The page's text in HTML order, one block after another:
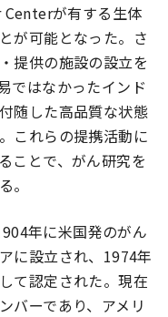
Centerが有する生体
が可能となった。さ
提供の施設の設立を
ではなかったインド
随した高品質な状態
これらの提携活動に
ことで、がん研究を
。
年に米国発のがん
に設立され、1974年
て認定された。現在
バーであり、アメリ